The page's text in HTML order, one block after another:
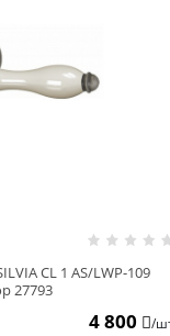
CL 1 AS/LWP-109
27793
4 800 /